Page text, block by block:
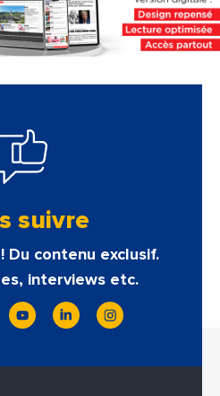
suivre
Du contenu exclusif.
interviews etc.